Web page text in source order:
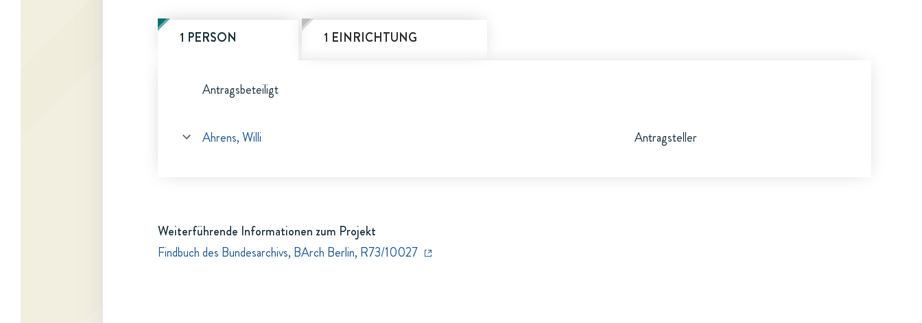
1 PERSON 1 EINRICHTUNG
Antragsbeteiligt
Ahrens, Willi Antragsteller
Weiterführende Informationen zum Projekt
Findbuch des Bundesarchivs, BArch Berlin, R73/10027